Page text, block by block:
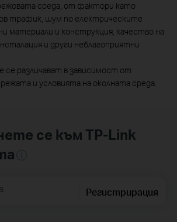
среда, от фактори като
трафик, шум по електрическите
материали и конструкция, качество на
и други неблагоприятни
се различават в зависимост от
и условията на околната среда.
се към TP-Link
Регистрирация